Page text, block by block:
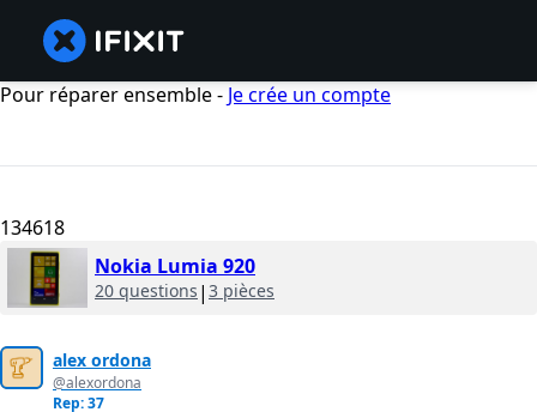
Pour réparer ensemble - Je crée un compte
134618
Nokia Lumia 920
20 questions | 3 pièces
alex ordona
@alexordona
Rep: 37